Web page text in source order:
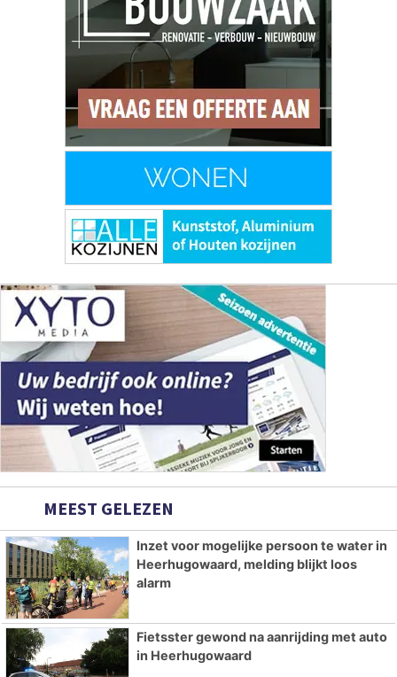
MEEST GELEZEN
Inzet voor mogelijke persoon te water in
Heerhugowaard, melding blijkt loos
alarm
Fietsster gewond na aanrijding met auto
in Heerhugowaard